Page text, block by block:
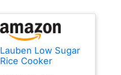
Lauben Low Sugar
Rice Cooker